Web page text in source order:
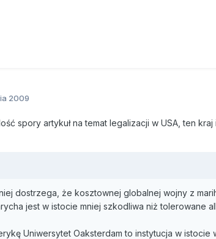
2009
spory artykuł na temat legalizacji w USA, ten
dostrzega, że kosztownej globalnej wojny z
jest w istocie mniej szkodliwa niż tolerowane
Uniwersytet Oaksterdam to instytucja w